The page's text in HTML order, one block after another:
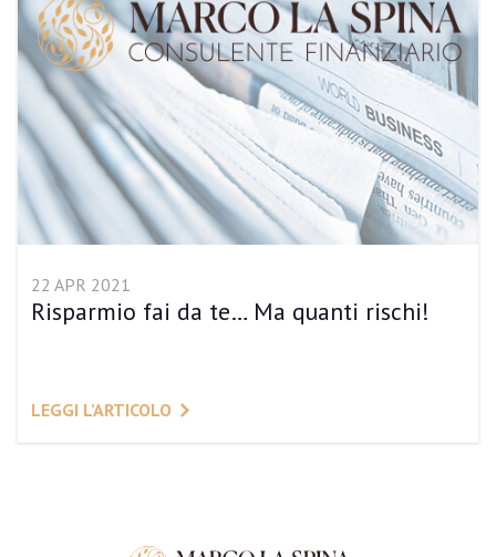
22 APR 2021
Risparmio fai da te… Ma quanti rischi!
LEGGI L’ARTICOLO